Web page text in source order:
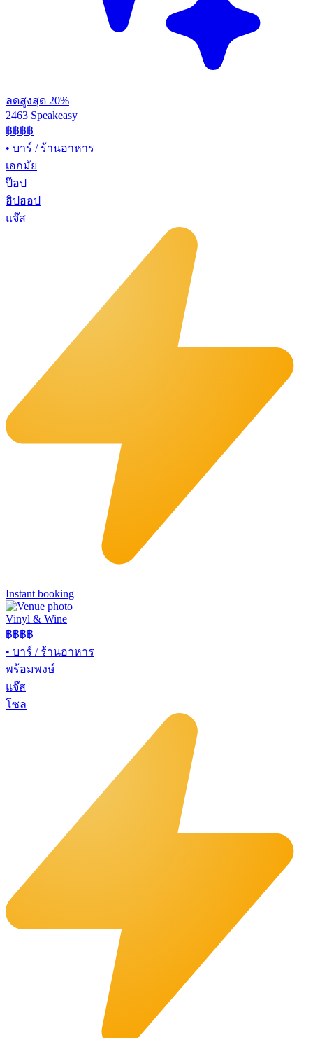
ลดสูงสุด 20%
2463 Speakeasy
฿฿฿฿
• บาร์ / ร้านอาหาร
เอกมัย
ป๊อป
ฮิปฮอป
แจ๊ส
Instant booking
Vinyl & Wine
฿฿฿฿
• บาร์ / ร้านอาหาร
พร้อมพงษ์
แจ๊ส
โซล